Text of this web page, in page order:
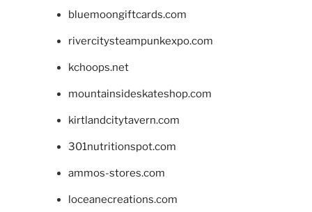
bluemoongiftcards.com
rivercitysteampunkexpo.com
kchoops.net
mountainsideskateshop.com
kirtlandcitytavern.com
301nutritionspot.com
ammos-stores.com
loceanecreations.com